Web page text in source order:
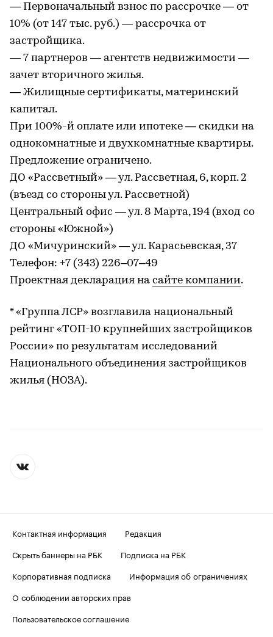
— Первоначальный взнос по рассрочке — от
10% (от 147 тыс. руб.) — рассрочка от
застройщика.
— 7 партнеров — агентств недвижимости —
зачет вторичного жилья.
— Жилищные сертификаты, материнский
капитал.
При 100%-й оплате или ипотеке — скидки на
однокомнатные и двухкомнатные квартиры.
Предложение ограничено.
ДО «Рассветный» — ул. Рассветная, 6, корп. 2
(въезд со стороны ул. Рассветной)
Центральный офис — ул. 8 Марта, 194 (вход со
стороны «Южной»)
ДО «Мичуринский» — ул. Карасьевская, 37
Телефон: +7 (343) 226–07–49
Проектная декларация на сайте компании.
* «Группа ЛСР» возглавила национальный
рейтинг «ТОП-10 крупнейших застройщиков
России» по результатам исследований
Национального объединения застройщиков
жилья (НОЗА).
Контактная информация
Редакция
Скрыть баннеры на РБК
Подписка на РБК
Корпоративная подписка
Информация об ограничениях
О соблюдении авторских прав
Пользовательское соглашение